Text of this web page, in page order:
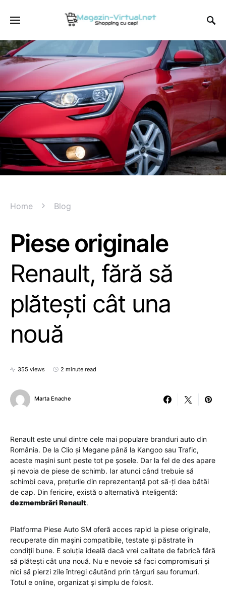
Home Blog
Piese originale
Renault, fără să
plătești cât una
nouă
355 views 2 minute read
Marta Enache
Renault este unul dintre cele mai populare branduri auto din
România. De la Clio și Megane până la Kangoo sau Trafic,
aceste mașini sunt peste tot pe șosele. Dar la fel de des apare
și nevoia de piese de schimb. Iar atunci când trebuie să
schimbi ceva, prețurile din reprezentanță pot să-ți dea bătăi
de cap. Din fericire, există o alternativă inteligentă:
dezmembrări Renault.
Platforma Piese Auto SM oferă acces rapid la piese originale,
recuperate din mașini compatibile, testate și păstrate în
condiții bune. E soluția ideală dacă vrei calitate de fabrică fără
să plătești cât una nouă. Nu e nevoie să faci compromisuri și
nici să pierzi zile întregi căutând prin târguri sau forumuri.
Totul e online, organizat și simplu de folosit.